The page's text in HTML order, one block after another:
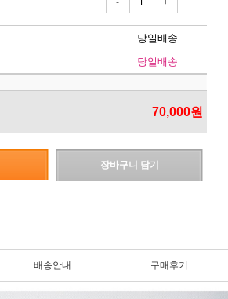
당일배송
당일배송
70,000원
장바구니 담기
배송안내 구매후기